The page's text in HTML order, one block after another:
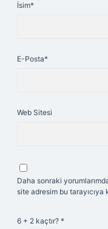
İsim*
E-Posta*
Web Sitesi
Daha sonraki
site adresim bu tarayıcıya
6 + 2 kaçtır? *